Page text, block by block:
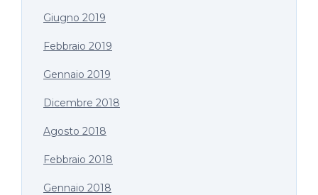
Giugno 2019
Febbraio 2019
Gennaio 2019
Dicembre 2018
Agosto 2018
Febbraio 2018
Gennaio 2018